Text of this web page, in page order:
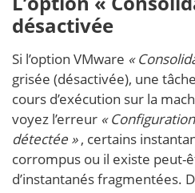
désactivée
Si l’option VMware «
grisée (désactivée), une
cours d’exécution sur la
voyez l’erreur «
détectée », certains
corrompus ou il existe peut-
d’instantanés fragmentées.